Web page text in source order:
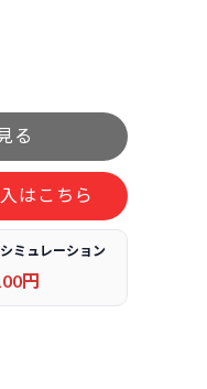
はこちら
ミュレーション
円